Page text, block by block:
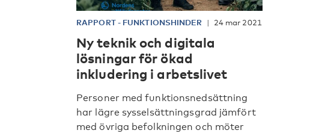
RAPPORT- FUNKTIONSHINDER 24 mar 2021
Ny teknik och digitala
lösningar för ökad
inkludering i arbetslivet
Personer med funktionsnedsättning
har lägre sysselsättningsgrad jämfört
med övriga befolkningen och möter